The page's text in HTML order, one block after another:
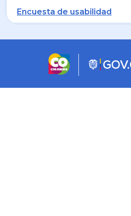
Encuesta de usabilidad